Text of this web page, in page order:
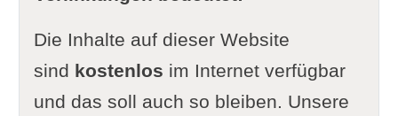
Die Inhalte auf dieser Website
sind kostenlos im Internet verfügbar
und das soll auch so bleiben. Unsere